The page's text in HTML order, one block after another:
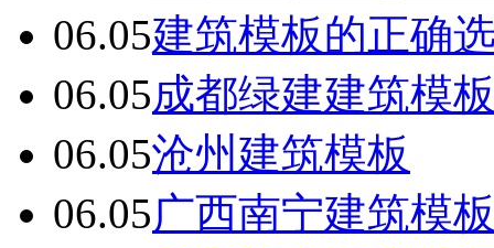
06.05建筑模板的正确
06.05成都绿建建筑模
06.05沧州建筑模板
06.05广西南宁建筑模